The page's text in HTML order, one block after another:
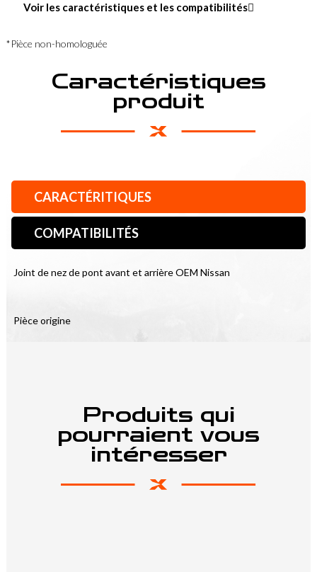
Voir les caractéristiques et les compatibilités
*Pièce non-homologuée
Caractéristiques
produit
CARACTÉRITIQUES
COMPATIBILITÉS
Joint de nez de pont avant et arrière OEM Nissan
Pièce origine
Produits qui
pourraient vous
intéresser